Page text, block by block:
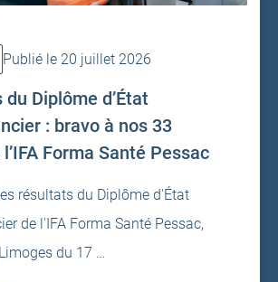
Publié le 20 juillet 2026
Diplôme d’État
: bravo à nos 33
Forma Santé Pessac
résultats du Diplôme d'État
de l'IFA Forma Santé Pessac,
du 17 …